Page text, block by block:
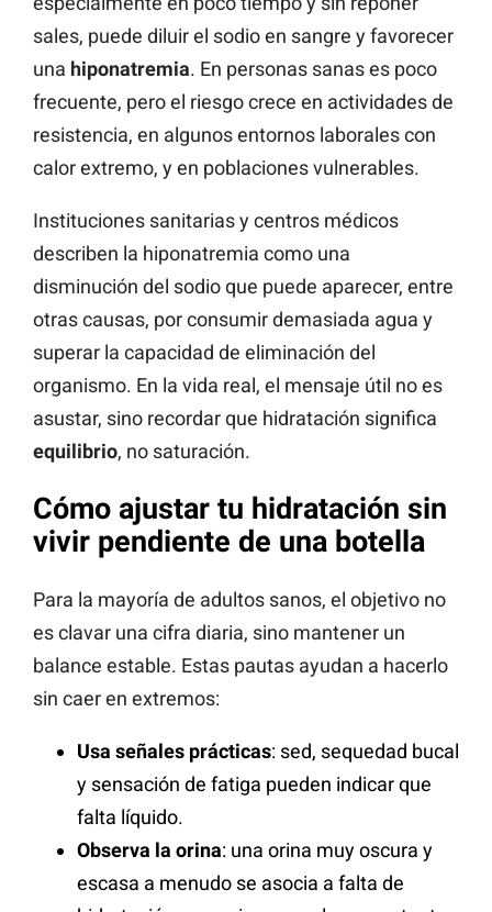
sales, puede diluir el sodio en sangre y favorecer
una hiponatremia. En personas sanas es poco
frecuente, pero el riesgo crece en actividades de
resistencia, en algunos entornos laborales con
calor extremo, y en poblaciones vulnerables.
Instituciones sanitarias y centros médicos
describen la hiponatremia como una
disminución del sodio que puede aparecer, entre
otras causas, por consumir demasiada agua y
superar la capacidad de eliminación del
organismo. En la vida real, el mensaje útil no es
asustar, sino recordar que hidratación significa
equilibrio, no saturación.
Cómo ajustar tu hidratación sin
vivir pendiente de una botella
Para la mayoría de adultos sanos, el objetivo no
es clavar una cifra diaria, sino mantener un
balance estable. Estas pautas ayudan a hacerlo
sin caer en extremos:
Usa señales prácticas: sed, sequedad bucal
y sensación de fatiga pueden indicar que
falta líquido.
Observa la orina: una orina muy oscura y
escasa a menudo se asocia a falta de